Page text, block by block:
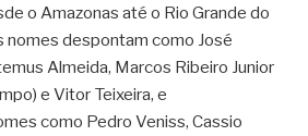
o Amazonas até o Rio Grande do
nomes despontam como José
Almeida, Marcos Ribeiro Junior
e Vitor Teixeira, e
como Pedro Veniss, Cassio